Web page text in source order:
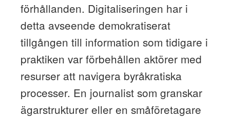
förhållanden. Digitaliseringen har i
detta avseende demokratiserat
tillgången till information som tidigare i
praktiken var förbehållen aktörer med
resurser att navigera byråkratiska
processer. En journalist som granskar
ägarstrukturer eller en småföretagare